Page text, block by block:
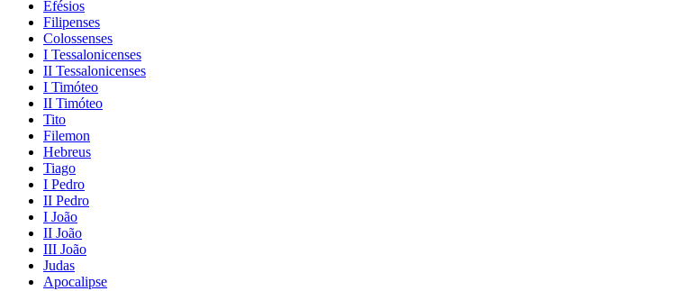
Efésios
Filipenses
Colossenses
I Tessalonicenses
II Tessalonicenses
I Timóteo
II Timóteo
Tito
Filemon
Hebreus
Tiago
I Pedro
II Pedro
I João
II João
III João
Judas
Apocalipse